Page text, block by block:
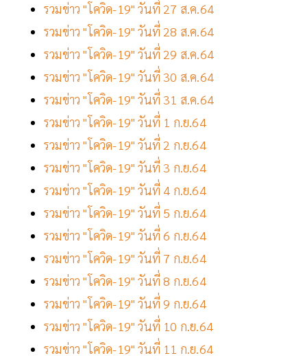
รวมข่าว "โควิด-19" วันที่ 27 ส.ค.64
รวมข่าว "โควิด-19" วันที่ 28 ส.ค.64
รวมข่าว "โควิด-19" วันที่ 29 ส.ค.64
รวมข่าว "โควิด-19" วันที่ 30 ส.ค.64
รวมข่าว "โควิด-19" วันที่ 31 ส.ค.64
รวมข่าว "โควิด-19" วันที่ 1 ก.ย.64
รวมข่าว "โควิด-19" วันที่ 2 ก.ย.64
รวมข่าว "โควิด-19" วันที่ 3 ก.ย.64
รวมข่าว "โควิด-19" วันที่ 4 ก.ย.64
รวมข่าว "โควิด-19" วันที่ 5 ก.ย.64
รวมข่าว "โควิด-19" วันที่ 6 ก.ย.64
รวมข่าว "โควิด-19" วันที่ 7 ก.ย.64
รวมข่าว "โควิด-19" วันที่ 8 ก.ย.64
รวมข่าว "โควิด-19" วันที่ 9 ก.ย.64
รวมข่าว "โควิด-19" วันที่ 10 ก.ย.64
รวมข่าว "โควิด-19" วันที่ 11 ก.ย.64